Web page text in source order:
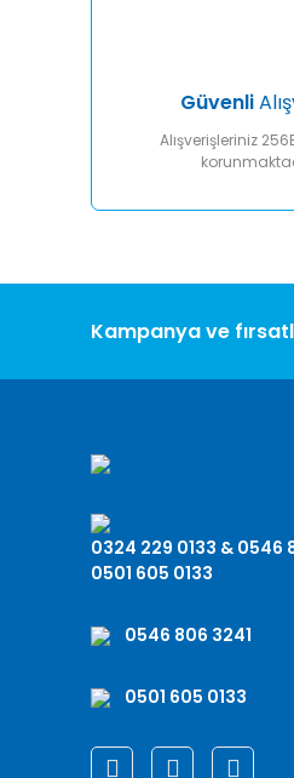
Güvenli
Alışverişleriniz
Kampanya ve
0324 229 0133 & 0546
0501 605 0133
0546 806 3241
0501 605 0133